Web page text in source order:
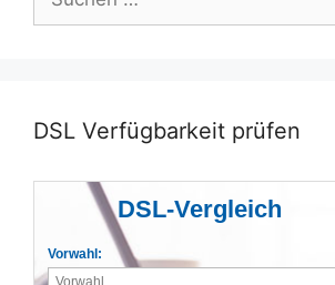
nach:
DSL Verfügbarkeit prüfen
DSL-Vergleich
Vorwahl: